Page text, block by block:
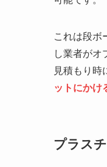
これは段ボ
し業者がオ
見積もり時
ットにかけ
プラス